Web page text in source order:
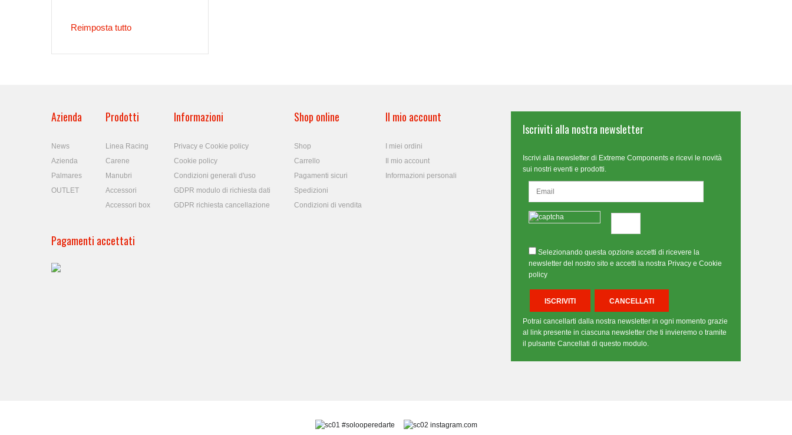
Reimposta tutto
Azienda
News
Azienda
Palmares
OUTLET
Prodotti
Linea Racing
Carene
Manubri
Accessori
Accessori box
Informazioni
Privacy e Cookie policy
Cookie policy
Condizioni generali d'uso
GDPR modulo di richiesta dati
GDPR richiesta cancellazione
Shop online
Shop
Carrello
Pagamenti sicuri
Spedizioni
Condizioni di vendita
Il mio account
I miei ordini
Il mio account
Informazioni personali
Pagamenti accettati
Iscriviti alla nostra newsletter
Iscrivi alla newsletter di Extreme Components e ricevi le novità
sui nostri eventi e prodotti.
Selezionando questa opzione accetti di ricevere la
newsletter del nostro sito e accetti la nostra Privacy e Cookie
policy
Potrai cancellarti dalla nostra newsletter in ogni momento grazie
al link presente in ciascuna newsletter che ti invieremo o tramite
il pulsante Cancellati di questo modulo.
#solooperedarte instagram.com